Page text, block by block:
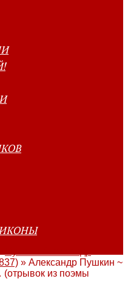
» Александр Пушкин ~
из поэмы